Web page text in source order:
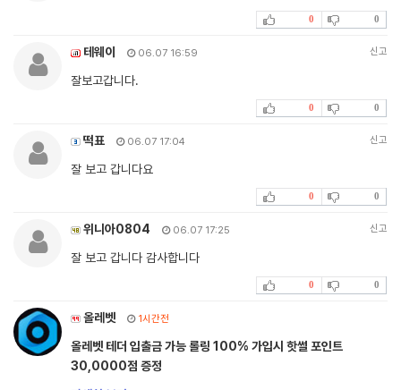
0 0
테웨이 06.07 16:59 신고
잘보고갑니다.
0 0
떡표 06.07 17:04 신고
잘 보고 갑니다요
0 0
위니아0804 06.07 17:25 신고
잘 보고 갑니다 감사합니다
0 0
올레벳 1시간전
올레벳 테더 입출금 가능 롤링 100% 가입시 핫썰 포인트
30,0000점 증정